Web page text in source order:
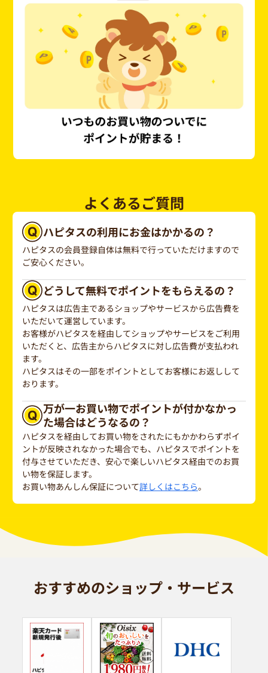
よくあるご質問
ハピタスの利用にお金はかかるの？
ハピタスの会員登録自体は無料で行っていただけますので
ご安心ください。
どうして無料でポイントをもらえるの？
ハピタスは広告主であるショップやサービスから広告費を
いただいて運営しています。
お客様がハピタスを経由してショップやサービスをご利用
いただくと、広告主からハピタスに対し広告費が支払われ
ます。
ハピタスはその一部をポイントとしてお客様にお返しして
おります。
万が一お買い物でポイントが付かなかっ
た場合はどうなるの？
ハピタスを経由してお買い物をされたにもかかわらずポイ
ントが反映されなかった場合でも、ハピタスでポイントを
付与させていただき、安心で楽しいハピタス経由でのお買
い物を保証します。
お買い物あんしん保証について詳しくはこちら。
おすすめのショップ・サービス